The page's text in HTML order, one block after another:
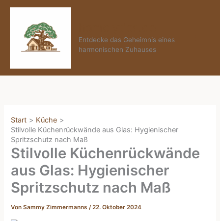
Zum
springen
Entdecke das Geheimnis eines
harmonischen Zuhauses
Start
Küche
Stilvolle Küchenrückwände aus Glas: Hygienischer
Spritzschutz nach Maß
Stilvolle Küchenrückwände
aus Glas: Hygienischer
Spritzschutz nach Maß
VonSammy Zimmermanns/22. Oktober 2024